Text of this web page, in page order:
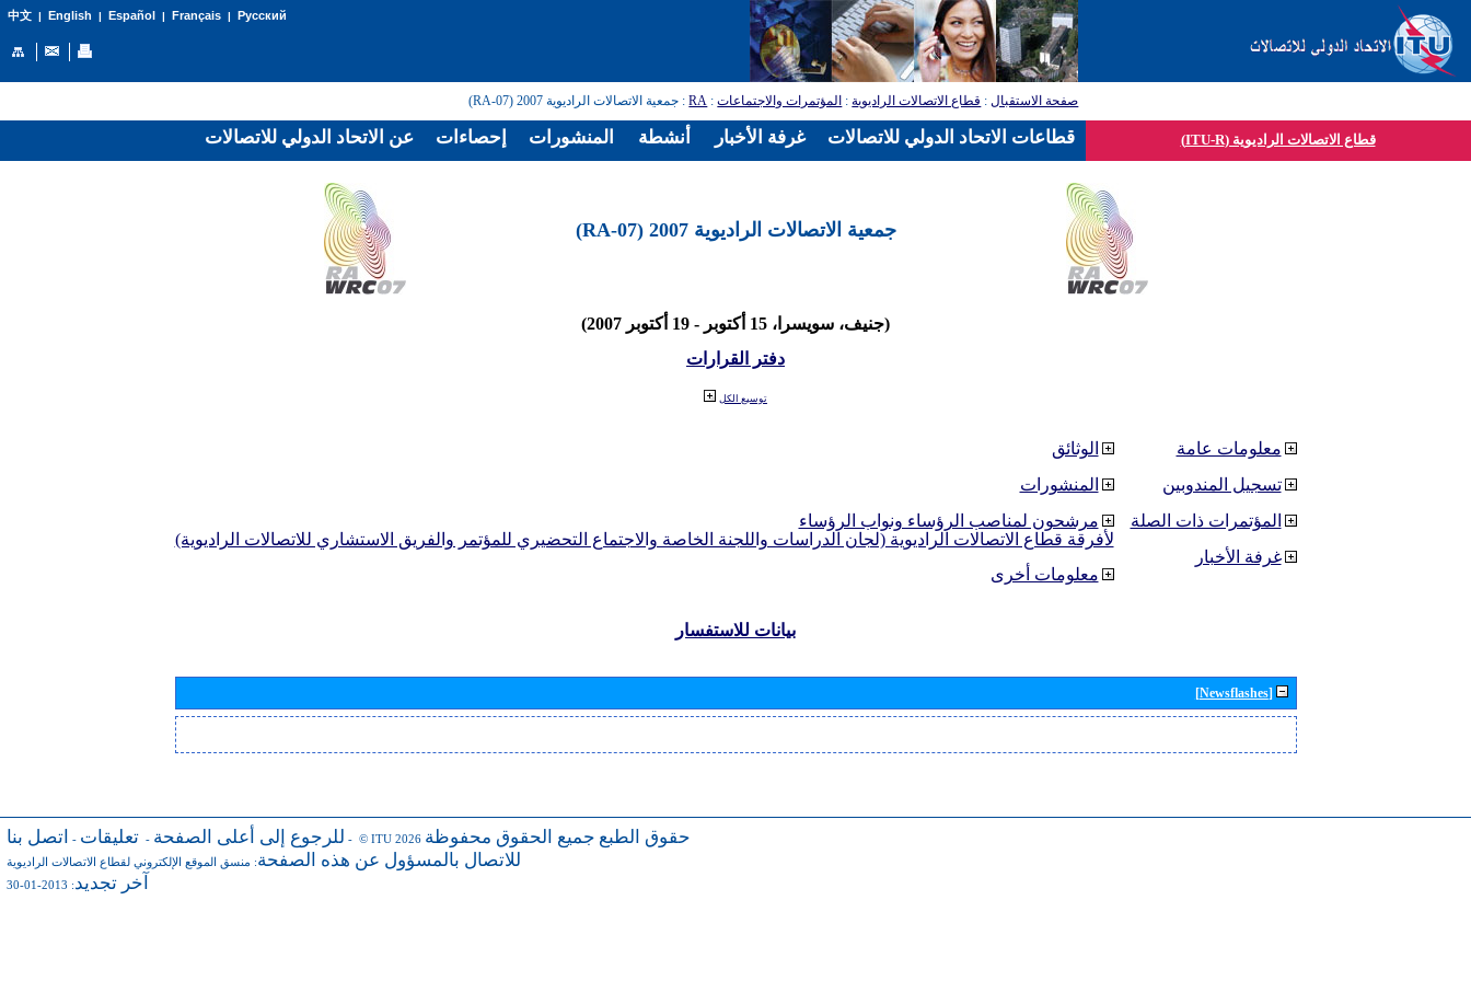
中文| English | Español | Français| Русский
صفحة الاستقبال: قطاع الاتصالات الراديوية: المؤتمرات والاجتماعات:
RA: جمعية الاتصالات الراديوية 2007 (RA-07)
قطاع الاتصالات الراديوية (ITU-R)
جمعية الاتصالات الراديوية 2007 (RA-07)
(جنيف، سويسرا، 15 أكتوبر - 19 أكتوبر 2007)
دفتر القرارات
توسيع الكل
الوثائق
المنشورات
مرشحون لمناصب الرؤساء ونواب الرؤساء
لأفرقة قطاع الاتصالات الراديوية (لجان الدراسات واللجنة الخاصة والاجتماع التحضيري للمؤتمر والفريق الاستشاري للاتصالات الراديوية)
معلومات أخرى
معلومات عامة
تسجيل المندوبين
المؤتمرات ذات الصلة
غرفة الأخبار
بيانات للاستفسار
[Newsflashes]
للرجوع إلى أعلى الصفحة - تعليقات - اتصل بنا - © ITU 2026 حقوق الطبع جميع الحقوق محفوظة
للاتصال بالمسؤول عن هذه الصفحة: منسق الموقع الإلكتروني لقطاع الاتصالات الراديوية
آخر تجديد: 2013-01-30
عن الاتحاد الدولي للاتصالات إحصاءات المنشورات أنشطة غرفة الأخبار قطاعات الاتحاد الدولي للاتصالات